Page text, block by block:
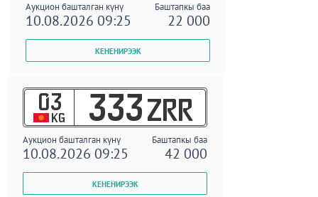
Аукцион башталган күнү Баштапкы баа
10.08.2026 09:25 22 000
03
KG 333 ZRR
Аукцион башталган күнү Баштапкы баа
10.08.2026 09:25 42 000